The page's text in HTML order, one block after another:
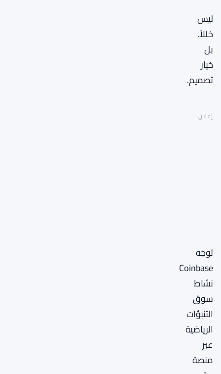
ليس
خللاً.
بل
خيار
تصميم.
إعلان
توجه
Coinbase
نشاط
سوق
التنبؤات
الرياضية
عبر
منصة